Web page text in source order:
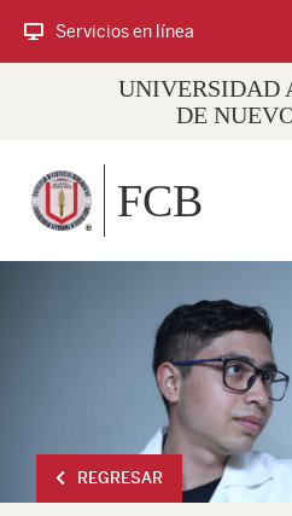
Servicios en línea
UNIVERSIDAD
DE
FCB
REGRESAR